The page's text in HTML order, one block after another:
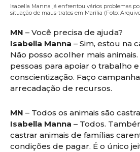
Isabella Manna já enfrentou vários problemas
situação de maus-tratos em Marília (Foto:
MN – Você precisa de ajuda?
Isabella Manna – Sim, estou na
Não posso acolher mais
pessoas para apoiar o trabalho
conscientização. Faço
arrecadação de recursos.
MN – Todos os animais são
Isabella Manna – Todos.
castrar animais de famílias
condições de pagar. É o único